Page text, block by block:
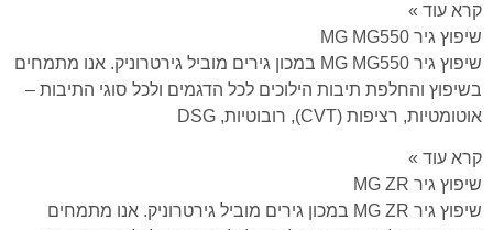
קרא עוד »
שיפוץ גיר MG MG550
שיפוץ גיר MG MG550 במכון גירים מוביל גירטרוניק. אנו מתמחים
בשיפוץ והחלפת תיבות הילוכים לכל הדגמים ולכל סוגי התיבות –
אוטומטיות, רציפות (CVT), רובוטיות, DSG
קרא עוד »
שיפוץ גיר MG ZR
שיפוץ גיר MG ZR במכון גירים מוביל גירטרוניק. אנו מתמחים